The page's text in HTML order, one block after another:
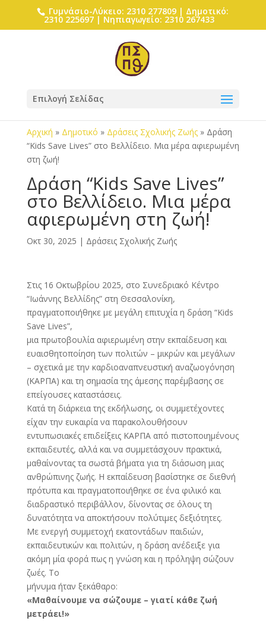
Γυμνάσιο-Λύκειο: 2310 277809 | Δημοτικό:
2310 225697 | Νηπιαγωγείο: 2310 267433
Επιλογή Σελίδας
Αρχική » Δημοτικό » Δράσεις Σχολικής Ζωής» Δράση
“Kids Save Lives” στο Βελλίδειο. Μια μέρα αφιερωμένη
στη ζωή!
Δράση “Kids Save Lives”
στο Βελλίδειο. Μια μέρα
αφιερωμένη στη ζωή!
Οκτ 30, 2025 | Δράσεις Σχολικής Ζωής
Στις 16 Οκτωβρίου 2025, στο Συνεδριακό Κέντρο
“Ιωάννης Βελλίδης” στη Θεσσαλονίκη,
πραγματοποιήθηκε με μεγάλη επιτυχία η δράση “Kids
Save Lives”,
μια πρωτοβουλία αφιερωμένη στην εκπαίδευση και
ευαισθητοποίηση των πολιτών – μικρών και μεγάλων
– σχετικά με την καρδιοαναπνευστική αναζωογόνηση
(ΚΑΡΠΑ) και τη σημασία της άμεσης παρέμβασης σε
επείγουσες καταστάσεις.
Κατά τη διάρκεια της εκδήλωσης, οι συμμετέχοντες
είχαν την ευκαιρία να παρακολουθήσουν
εντυπωσιακές επιδείξεις ΚΑΡΠΑ από πιστοποιημένους
εκπαιδευτές, αλλά και να συμμετάσχουν πρακτικά,
μαθαίνοντας τα σωστά βήματα για τη διάσωση μιας
ανθρώπινης ζωής. Η εκπαίδευση βασίστηκε σε διεθνή
πρότυπα και πραγματοποιήθηκε σε ένα φιλικό και
διαδραστικό περιβάλλον, δίνοντας σε όλους τη
δυνατότητα να αποκτήσουν πολύτιμες δεξιότητες.
Με ενεργή συμμετοχή εκατοντάδων παιδιών,
εκπαιδευτικών και πολιτών, η δράση ανέδειξε για
ακόμη μία φορά πως η γνώση και η πρόληψη σώζουν
ζωές. Το
μήνυμα ήταν ξεκάθαρο:
«Μαθαίνουμε να σώζουμε – γιατί κάθε ζωή
μετράει!»